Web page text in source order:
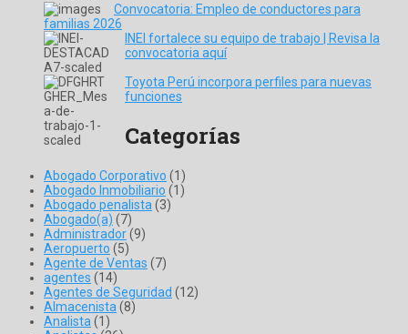
Convocatoria: Empleo de conductores para
familias 2026
INEI fortalece su equipo de trabajo | Revisa la
convocatoria aquí
Toyota Perú incorpora perfiles para nuevas
funciones
Categorías
Abogado Corporativo (1)
Abogado Inmobiliario (1)
Abogado penalista(3)
Abogado(a) (7)
Administrador(9)
Aeropuerto (5)
Agente de Ventas (7)
agentes (14)
Agentes de Seguridad (12)
Almacenista(8)
Analista(1)